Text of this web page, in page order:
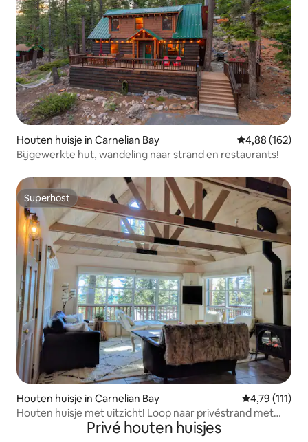
Houten huisje in Carnelian Bay Gemiddelde
4,88 (162)
Bijgewerkte hut, wandeling naar strand en restaurants!
Superhost
Superhost
Houten huisje in Carnelian Bay Gemiddelde
4,79 (111)
Houten huisje met uitzicht! Loop naar privéstrand met
Privé houten huisjes